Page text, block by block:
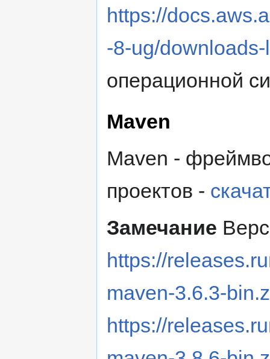
https://
-8-ug/
операционной
Maven
Maven -
проектов -
Замечание
https://
maven-3.6.3-
https://